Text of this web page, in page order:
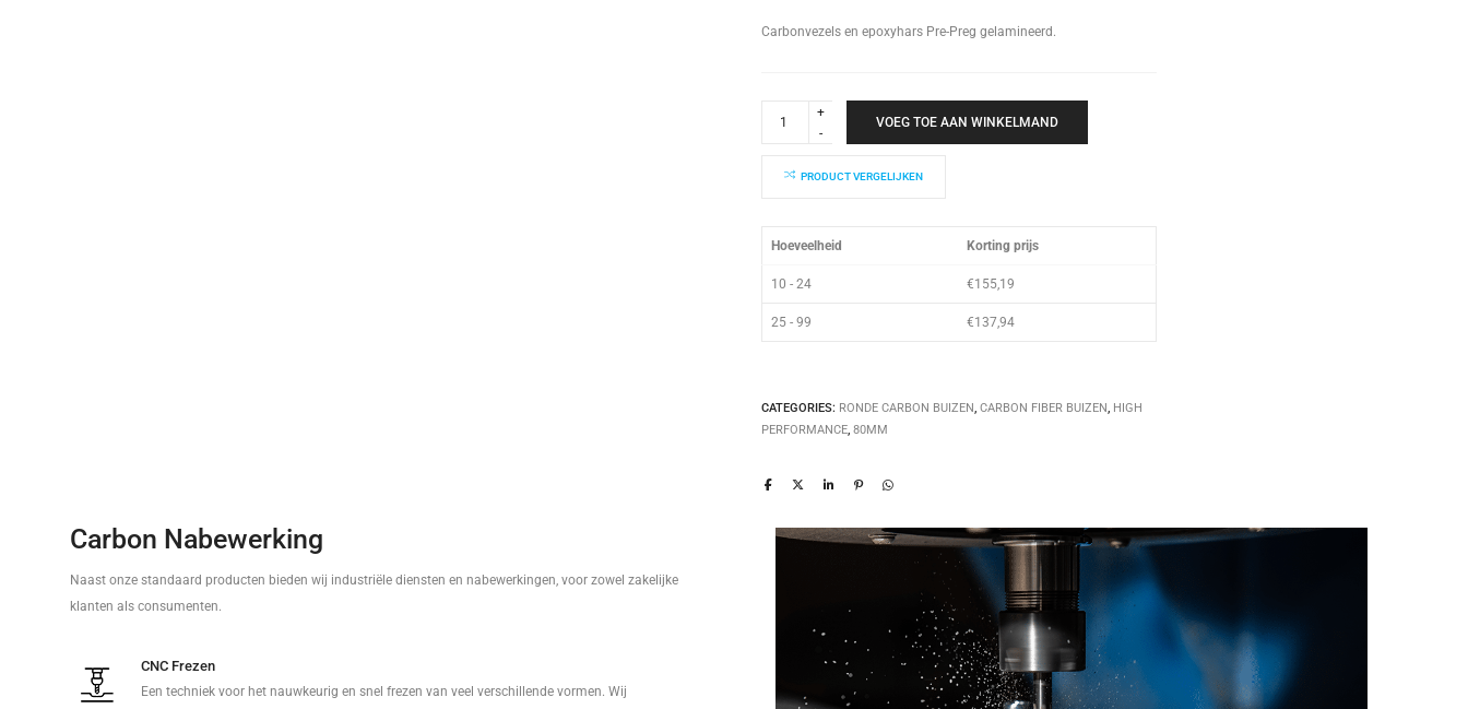
Carbonvezels en epoxyhars Pre-Preg gelamineerd.
Performance
quantity
VOEG TOE AAN WINKELMAND
PRODUCT VERGELIJKEN
Hoeveelheid Korting prijs
10 - 24 €155,19
25 - 99 €137,94
CATEGORIES: RONDE CARBON BUIZEN, CARBON FIBER BUIZEN, HIGH
PERFORMANCE, 80MM
Carbon Nabewerking
Naast onze standaard producten bieden wij industriële diensten en nabewerkingen, voor zowel zakelijke
klanten als consumenten.
CNC Frezen
Een techniek voor het nauwkeurig en snel frezen van veel verschillende vormen. Wij